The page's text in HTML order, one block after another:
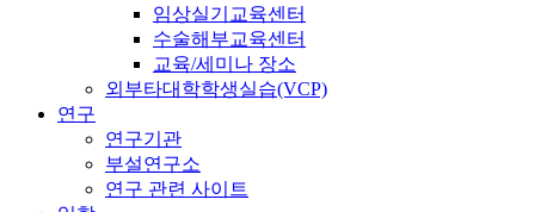
임상실기교육센터
수술해부교육센터
교육/세미나 장소
외부타대학학생실습(VCP)
연구
연구기관
부설연구소
연구 관련 사이트